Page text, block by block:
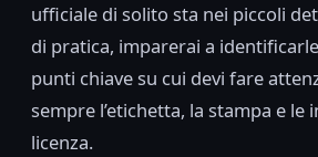
ufficiale di solito sta nei piccoli
di pratica, imparerai a
punti chiave su cui devi fare
sempre l’etichetta, la stampa e le
licenza.